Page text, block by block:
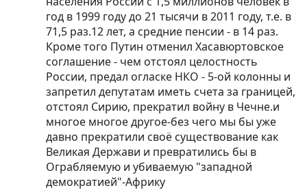
год в 1999 году до 21 тысячи в 2011 году, т.е. в
71,5 раз.12 лет, а средние пенсии - в 14 раз.
Кроме того Путин отменил Хасавюртовское
соглашение - чем отстоял целостность
России, предал огласке НКО - 5-ой колонны и
запретил депутатам иметь счета за границей,
отстоял Сирию, прекратил войну в Чечне.и
многое многое другое-без чего мы бы уже
давно прекратили своё существование как
Великая Держави и превратились бы в
Ограбляемую и убиваемую "западной
демократией"-Африку